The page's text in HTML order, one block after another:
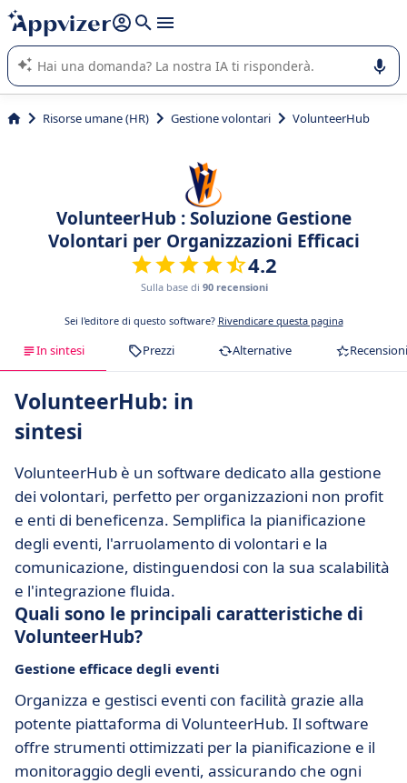
righe con
shift + enter
L'IA di Appvizer vi guida nell'utilizzo o nella scelta di un
software SaaS per la vostra azienda.
Risorse umane (HR) Gestione volontari VolunteerHub
VolunteerHub : Soluzione Gestione
Volontari per Organizzazioni Efficaci
4.2
Sulla base di 90 recensioni
Sei l'editore di questo software? Rivendicare questa pagina
In sintesi Prezzi Alternative Recensioni
VolunteerHub: in
sintesi
VolunteerHub è un software dedicato alla gestione
dei volontari, perfetto per organizzazioni non profit
e enti di beneficenza. Semplifica la pianificazione
degli eventi, l'arruolamento di volontari e la
comunicazione, distinguendosi con la sua scalabilità
e l'integrazione fluida.
Quali sono le principali caratteristiche di
VolunteerHub?
Gestione efficace degli eventi
Organizza e gestisci eventi con facilità grazie alla
potente piattaforma di VolunteerHub. Il software
offre strumenti ottimizzati per la pianificazione e il
monitoraggio degli eventi, assicurando che ogni